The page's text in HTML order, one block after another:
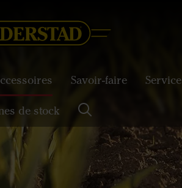
Savoir-faire Service
de stock